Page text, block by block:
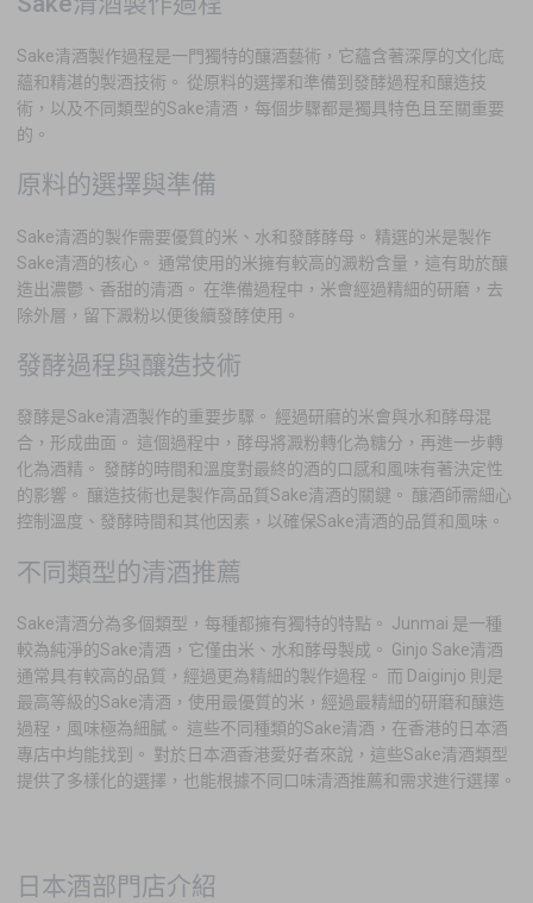
Sake清酒製作過程是一門獨特的釀酒藝術，它蘊含著深厚的文化底
蘊和精湛的製酒技術。 從原料的選擇和準備到發酵過程和釀造技
術，以及不同類型的Sake清酒，每個步驟都是獨具特色且至關重要
的。
原料的選擇與準備
Sake清酒的製作需要優質的米、水和發酵酵母。 精選的米是製作
Sake清酒的核心。 通常使用的米擁有較高的澱粉含量，這有助於釀
造出濃鬱、香甜的清酒。 在準備過程中，米會經過精細的研磨，去
除外層，留下澱粉以便後續發酵使用。
發酵過程與釀造技術
發酵是Sake清酒製作的重要步驟。 經過研磨的米會與水和酵母混
合，形成曲面。 這個過程中，酵母將澱粉轉化為糖分，再進一步轉
化為酒精。 發酵的時間和溫度對最終的酒的口感和風味有著決定性
的影響。 釀造技術也是製作高品質Sake清酒的關鍵。 釀酒師需細心
控制溫度、發酵時間和其他因素，以確保Sake清酒的品質和風味。
不同類型的清酒推薦
Sake清酒分為多個類型，每種都擁有獨特的特點。 Junmai 是一種
較為純淨的Sake清酒，它僅由米、水和酵母製成。 Ginjo Sake清酒
通常具有較高的品質，經過更為精細的製作過程。 而 Daiginjo 則是
最高等級的Sake清酒，使用最優質的米，經過最精細的研磨和釀造
過程，風味極為細膩。 這些不同種類的Sake清酒，在香港的日本酒
專店中均能找到。 對於日本酒香港愛好者來說，這些Sake清酒類型
提供了多樣化的選擇，也能根據不同口味清酒推薦和需求進行選擇。
日本酒部門店介紹